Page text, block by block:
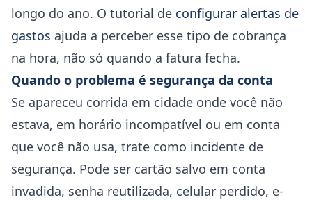
longo do ano. O tutorial de configurar alertas de
gastos ajuda a perceber esse tipo de cobrança
na hora, não só quando a fatura fecha.
Quando o problema é segurança da conta
Se apareceu corrida em cidade onde você não
estava, em horário incompatível ou em conta
que você não usa, trate como incidente de
segurança. Pode ser cartão salvo em conta
invadida, senha reutilizada, celular perdido, e-